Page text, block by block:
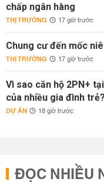
chấp ngân hàng
THỊ TRƯỜNG 17 giờ trước
Chung cư đến mốc
THỊ TRƯỜNG 17 giờ trước
Vì sao căn hộ 2PN+
của nhiều gia đình trẻ?
DỰ ÁN 18 giờ trước
ĐỌC NHIỀU